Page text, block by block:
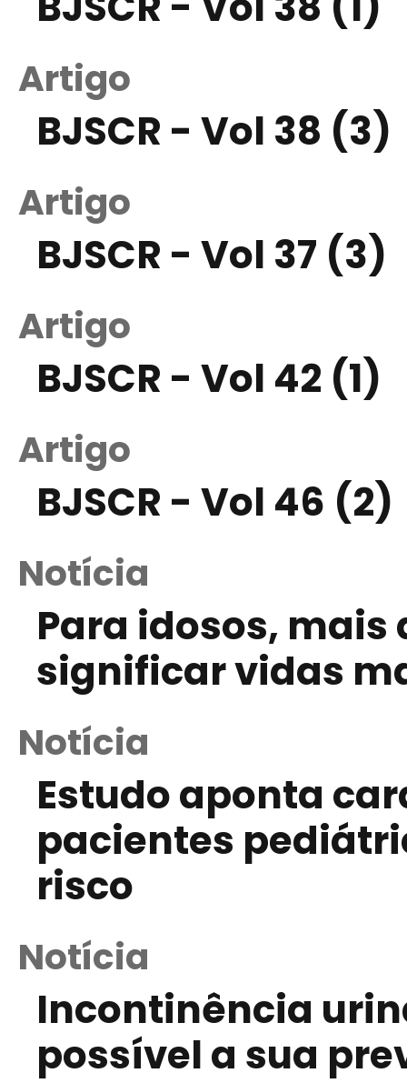
Artigo
BJSCR - Vol 38 (3)
Artigo
BJSCR - Vol 37 (3)
Artigo
BJSCR - Vol 42 (1)
Artigo
BJSCR - Vol 46 (2)
Notícia
Para idosos,
significar vidas
Notícia
Estudo aponta
pacientes
risco
Notícia
Incontinência
possível a sua